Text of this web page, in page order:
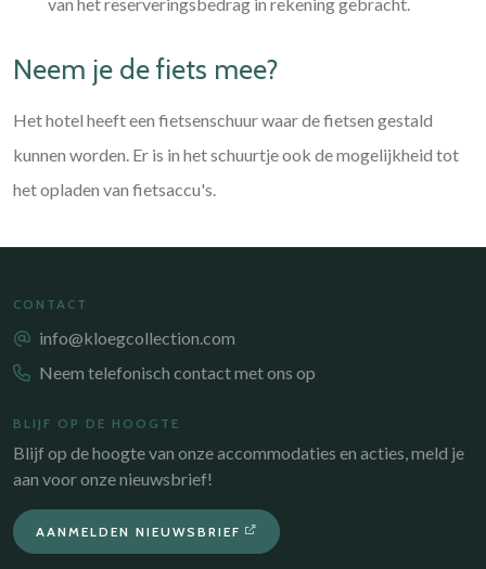
Neem je de fiets mee?
Het hotel heeft een fietsenschuur waar de fietsen gestald
kunnen worden. Er is in het schuurtje ook de mogelijkheid tot
het opladen van fietsaccu's.
CONTACT
info@kloegcollection.com
Neem telefonisch contact met ons op
BLIJF OP DE HOOGTE
Blijf op de hoogte van onze accommodaties en acties, meld je
aan voor onze nieuwsbrief!
AANMELDEN NIEUWSBRIEF